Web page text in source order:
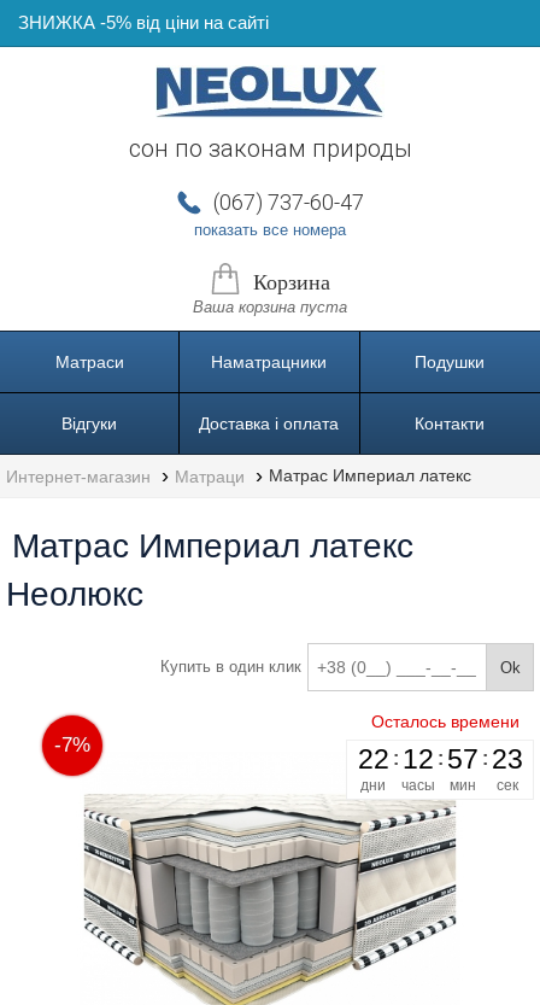
ЗНИЖКА -5% від ціни на сайті
сон по законам природы
(067) 737-60-47
показать все номера
(044) 237-60-57
(067) 737-60-47
(095) 737-60-77
(063) 737-50-47
Выходной
Корзина
Ваша корзина пуста
Матраси Наматрацники Подушки
Відгуки Доставка і оплата Контакти
Интернет-магазин Матраци Матрас Империал латекс
Матрас Империал латекс
Неолюкс
Купить в один клик
Осталось времени
22
дни
12
часы
57
мин
22
сек
-7%